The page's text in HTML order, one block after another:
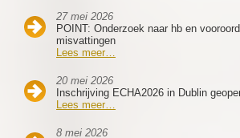
27 mei 2026
POINT: Onderzoek naar hb en
misvattingen
Lees meer…
20 mei 2026
Inschrijving ECHA2026 in Dublin
Lees meer…
8 mei 2026